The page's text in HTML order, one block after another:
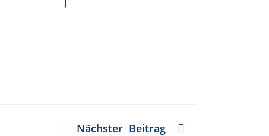
Nächster Beitrag